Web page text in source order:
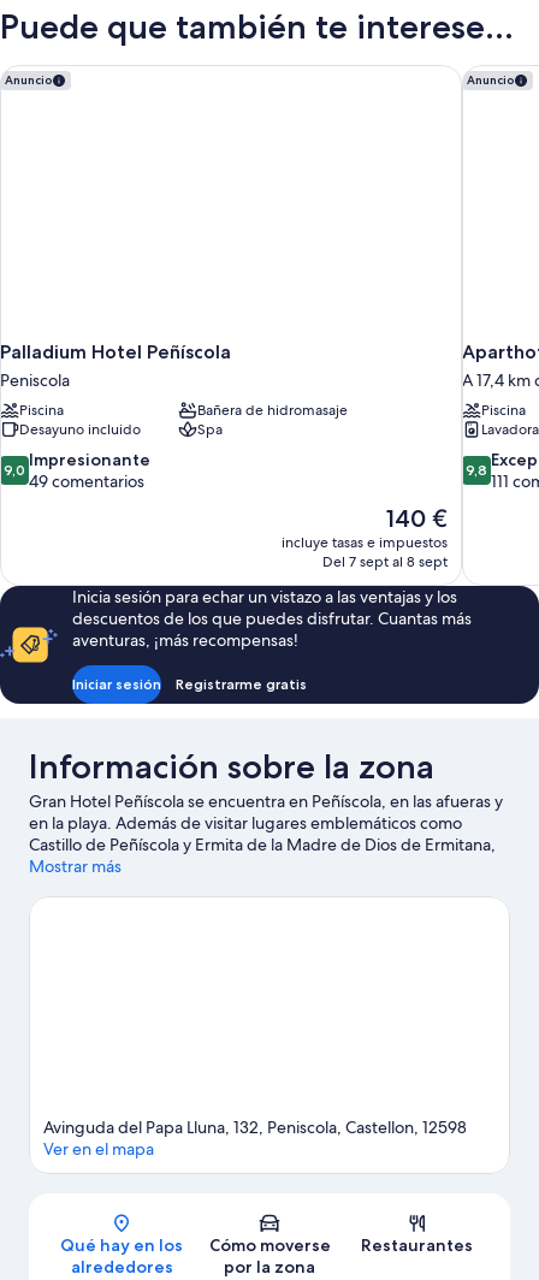
Puede que también te interese...
Anuncio
Palladium Hotel Peñíscola
Peniscola
Piscina
Bañera de hidromasaje
Desayuno incluido
Spa
9.0
sobre
9,0 Impresionante
49 comentarios
El
precio
actual
de
140 €
140 €
incluye tasas e impuestos
Del 7 sept al 8 sept
Palladium Hotel Peñíscola Anuncio
A 17,4 km
Piscina
Lavadora
9.8
sobre
9,8
111
Inicia sesión para echar un vistazo a las ventajas y los
descuentos de los que puedes disfrutar. Cuantas más
aventuras, ¡más recompensas!
Iniciar sesión Registrarme gratis
Información sobre la zona
Gran Hotel Peñíscola se encuentra en Peñíscola, en las afueras y
en la playa. Además de visitar lugares emblemáticos como
Castillo de Peñíscola y Ermita de la Madre de Dios de Ermitana,
no te pierdas otras atracciones turísticas populares, como
Convento de San Francisco. También merece la pena acercarse
Mostrar más
Mapa
Avinguda del Papa Lluna, 132, Peniscola, Castellon, 12598
Ver en el mapa
Qué hay en los
alrededores
Cómo moverse
por la zona
Restaurantes